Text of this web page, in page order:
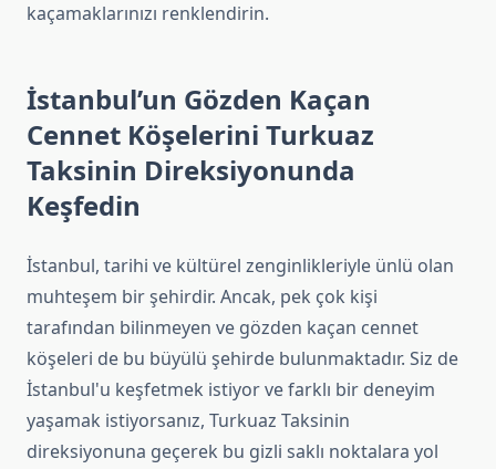
kaçamaklarınızı renklendirin.
İstanbul’un Gözden Kaçan
Cennet Köşelerini Turkuaz
Taksinin Direksiyonunda
Keşfedin
İstanbul, tarihi ve kültürel zenginlikleriyle ünlü olan
muhteşem bir şehirdir. Ancak, pek çok kişi
tarafından bilinmeyen ve gözden kaçan cennet
köşeleri de bu büyülü şehirde bulunmaktadır. Siz de
İstanbul'u keşfetmek istiyor ve farklı bir deneyim
yaşamak istiyorsanız, Turkuaz Taksinin
direksiyonuna geçerek bu gizli saklı noktalara yol